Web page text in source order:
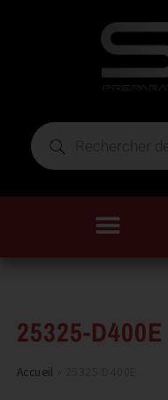
25325-D400E
Accueil